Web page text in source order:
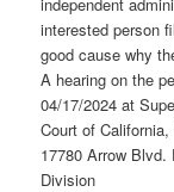
independent
interested person
good cause why
A hearing on the
04/17/2024 at
Court of
17780 Arrow
Division